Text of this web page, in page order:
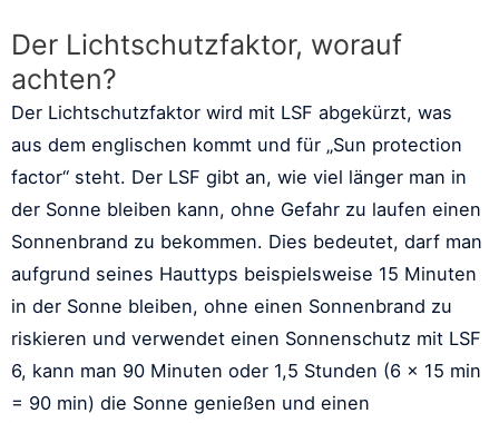
Der Lichtschutzfaktor, worauf
achten?
Der Lichtschutzfaktor wird mit LSF abgekürzt, was
aus dem englischen kommt und für „Sun protection
factor“ steht. Der LSF gibt an, wie viel länger man in
der Sonne bleiben kann, ohne Gefahr zu laufen einen
Sonnenbrand zu bekommen. Dies bedeutet, darf man
aufgrund seines Hauttyps beispielsweise 15 Minuten
in der Sonne bleiben, ohne einen Sonnenbrand zu
riskieren und verwendet einen Sonnenschutz mit LSF
6, kann man 90 Minuten oder 1,5 Stunden (6 x 15 min
= 90 min) die Sonne genießen und einen